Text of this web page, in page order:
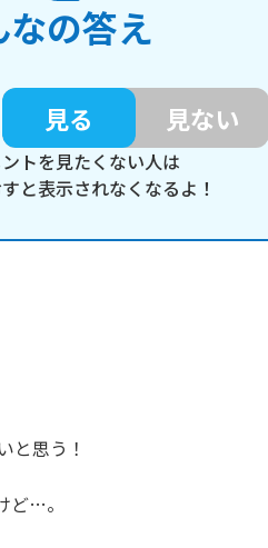
なの答え
見る 見ない
トを見たくない人は
と表示されなくなるよ！
と思う！
ど…。